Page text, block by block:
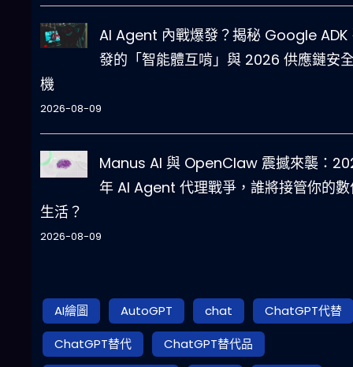
AI Agent 內戰爆發？揭秘 Google ADK
發的「智能體互啃」與 2026 供應鏈安
機
2026-08-09
Manus AI 與 OpenClaw 震撼來襲：
年 AI Agent 代理戰爭，誰將接管你的數
生活？
2026-08-09
AI繪圖 AutoGPT chat
ChatGPT代替
ChatGPT替代
ChatGPT替代品